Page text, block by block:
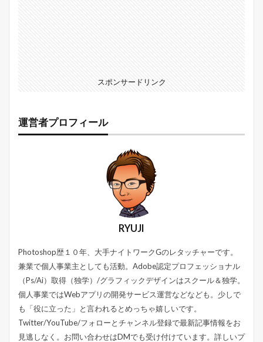
スポンサードリンク
運営者プロフィール
RYUJI
Photoshop歴１０年、大手ナイトワークGのレタッチャーです。
兼業で個人事業主としても活動。Adobe認定プロフェッショナル
（Ps/Ai）取得（独学）/グラフィックデザインはスクール＆独学。
個人事業ではWebアプリの開発サービス運営などなども。少しで
も「役に立った」と言われるとめっちゃ嬉しいです。
Twitter/YouTube/フォローとチャンネル登録で最新記事情報をお
見逃しなく。お問い合わせはDMでも受け付けています。 詳しいプ